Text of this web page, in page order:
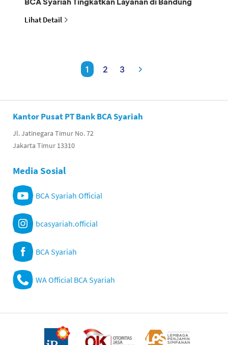
Lihat Detail
1 2 3
Kantor Pusat PT Bank BCA Syariah
Jl. Jatinegara Timur No. 72
Jakarta Timur 13310
Media Sosial
BCA Syariah Official
bcasyariah.official
BCA Syariah
WA Official BCA Syariah